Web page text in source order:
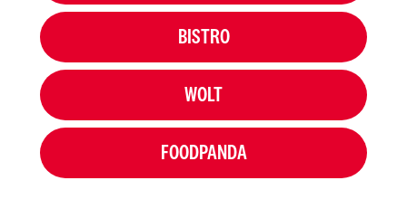
BISTRO
WOLT
FOODPANDA